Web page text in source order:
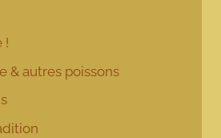
!
& autres poissons